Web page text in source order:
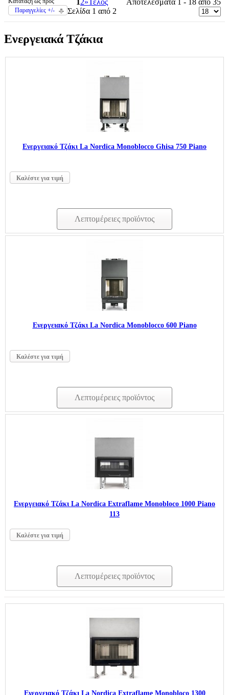
Παραγγελίες +/-
Σελίδα 1 από 2
Ενεργειακά Τζάκια
Ενεργειακό Τζάκι La Nordica Monobloccο Ghisa 750 Piano
Καλέστε για τιμή
Λεπτομέρειες προϊόντος
Ενεργειακό Τζάκι La Nordica Monoblocco 600 Piano
Καλέστε για τιμή
Λεπτομέρειες προϊόντος
Ενεργειακό Τζάκι La Nordica Extraflame Monobloco 1000 Piano
113
Καλέστε για τιμή
Λεπτομέρειες προϊόντος
Ενεργειακό Τζάκι La Nordica Extraflame Monobloco 1300